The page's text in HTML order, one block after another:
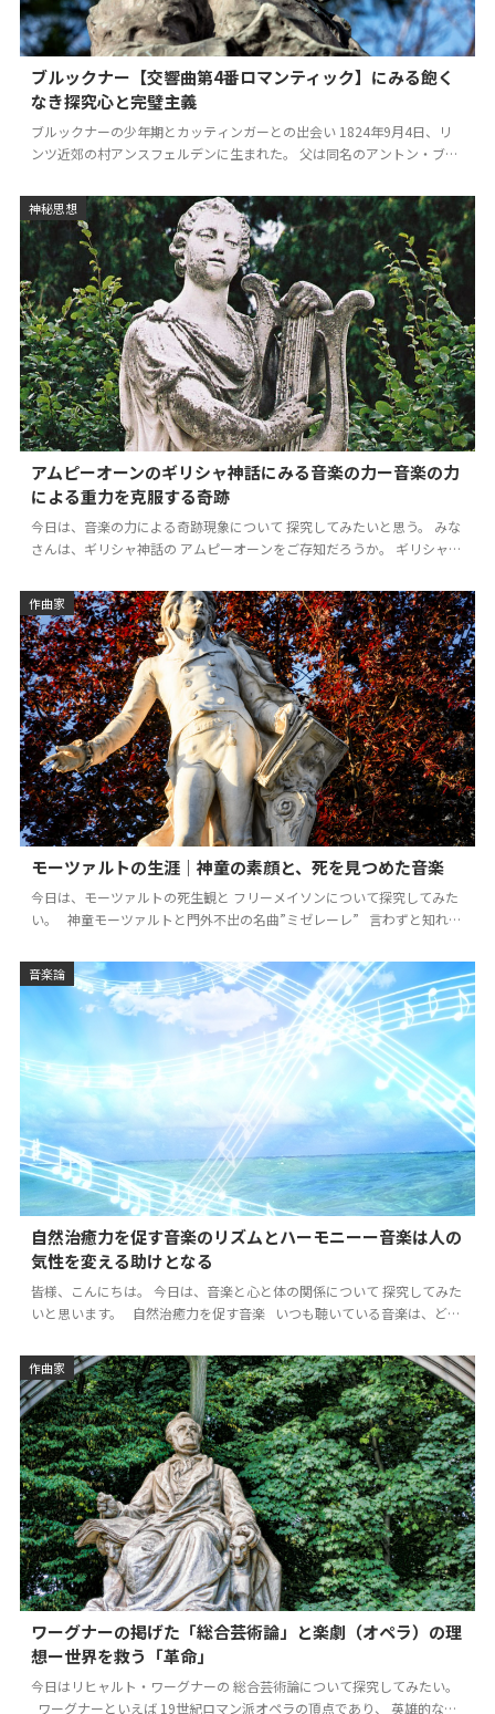
ブルックナー【交響曲第4番ロマンティック】にみる飽く
なき探究心と完璧主義
ブルックナーの少年期とカッティンガーとの出会い 1824年9月4日、リ
ンツ近郊の村アンスフェルデンに生まれた。 父は同名のアントン・ブル
神秘思想
アムピーオーンのギリシャ神話にみる音楽の力ー音楽の力
による重力を克服する奇跡
今日は、音楽の力による奇跡現象について 探究してみたいと思う。 みな
さんは、ギリシャ神話の アムピーオーンをご存知だろうか。 ギリシャ音
作曲家
モーツァルトの生涯｜神童の素顔と、死を見つめた音楽
今日は、モーツァルトの死生観と フリーメイソンについて探究してみた
い。 神童モーツァルトと門外不出の名曲”ミゼレーレ” 言わずと知れた
音楽論
自然治癒力を促す音楽のリズムとハーモニーー音楽は人の
気性を変える助けとなる
皆様、こんにちは。 今日は、音楽と心と体の関係について 探究してみた
いと思います。 自然治癒力を促す音楽 いつも聴いている音楽は、どん
作曲家
ワーグナーの掲げた「総合芸術論」と楽劇（オペラ）の理
想ー世界を救う「革命」
今日はリヒャルト・ワーグナーの 総合芸術論について探究してみたい。
ワーグナーといえば 19世紀ロマン派オペラの頂点であり、 英雄的なゲ